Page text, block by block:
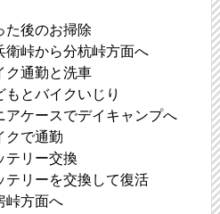
た後のお掃除
衛峠から分杭峠方面へ
ク通勤と洗車
もとバイクいじり
アケースでデイキャンプへ
クで通勤
テリー交換
テリーを交換して復活
峠方面へ